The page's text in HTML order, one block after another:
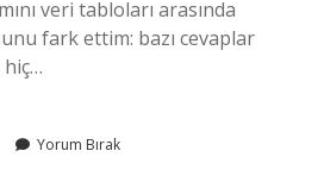
veri tabloları arasında
fark ettim: bazı cevaplar
hiç…
Yorum Bırak